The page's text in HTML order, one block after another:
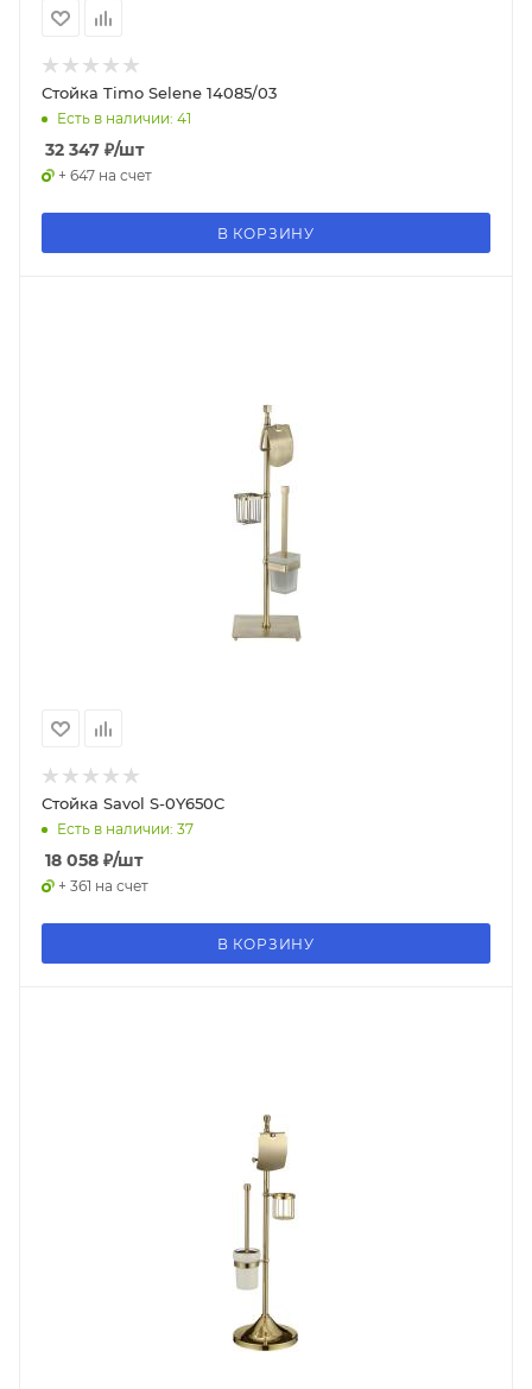
Стойка Timo Selene 14085/03
Есть в наличии: 41
32 347 ₽/шт
+ 647 на счет
В КОРЗИНУ
Стойка Savol S-0Y650C
Есть в наличии: 37
18 058 ₽/шт
+ 361 на счет
В КОРЗИНУ